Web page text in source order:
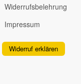
Widerrufsbelehrung
Impressum
Widerruf erklären